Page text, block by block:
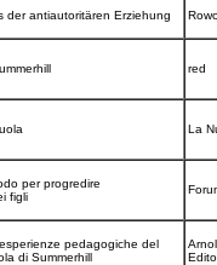
der antiautoritären Erziehung
red
La
per progredire
figli
pedagogiche del
di Summerhill